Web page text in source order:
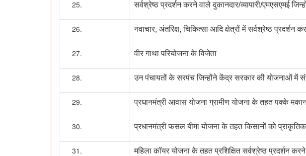
सर्वश्रेष्ठ प्रदर्शन करने वाले दुकानदार/व्यापारी/एमएसएमई
नवाचार, अंतरिक्ष, चिकित्सा आदि क्षेत्रों में सर्वश्रेष्ठ प्रदर्शन
वीर गाथा परियोजना के विजेता
उन पंचायतों के सरपंच जिन्होंने केंद्र सरकार की योजनाओं में
प्रधानमंत्री आवास योजना ग्रामीण योजना के तहत पक्के
प्रधानमंत्री फसल बीमा योजना के तहत किसानों को
महिला कॉयर योजना के तहत प्रशिक्षित सर्वश्रेष्ठ प्रदर्शन करने